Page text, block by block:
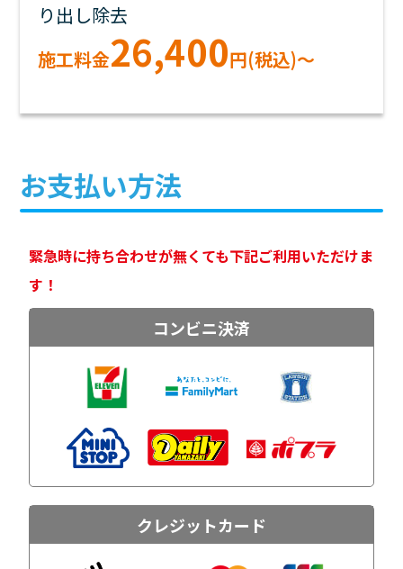
り出し除去
施工料金26,400円(税込)～
お支払い方法
緊急時に持ち合わせが無くても下記ご利用いただけま
す！
コンビニ決済
クレジットカード